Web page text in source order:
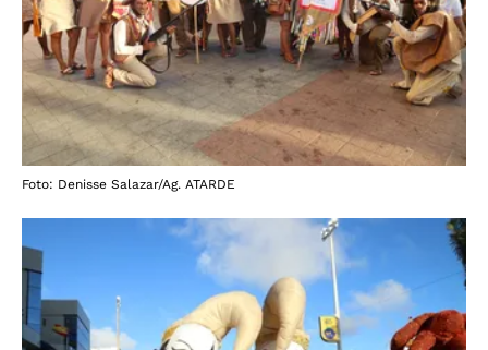
Foto: Denisse Salazar/Ag. ATARDE